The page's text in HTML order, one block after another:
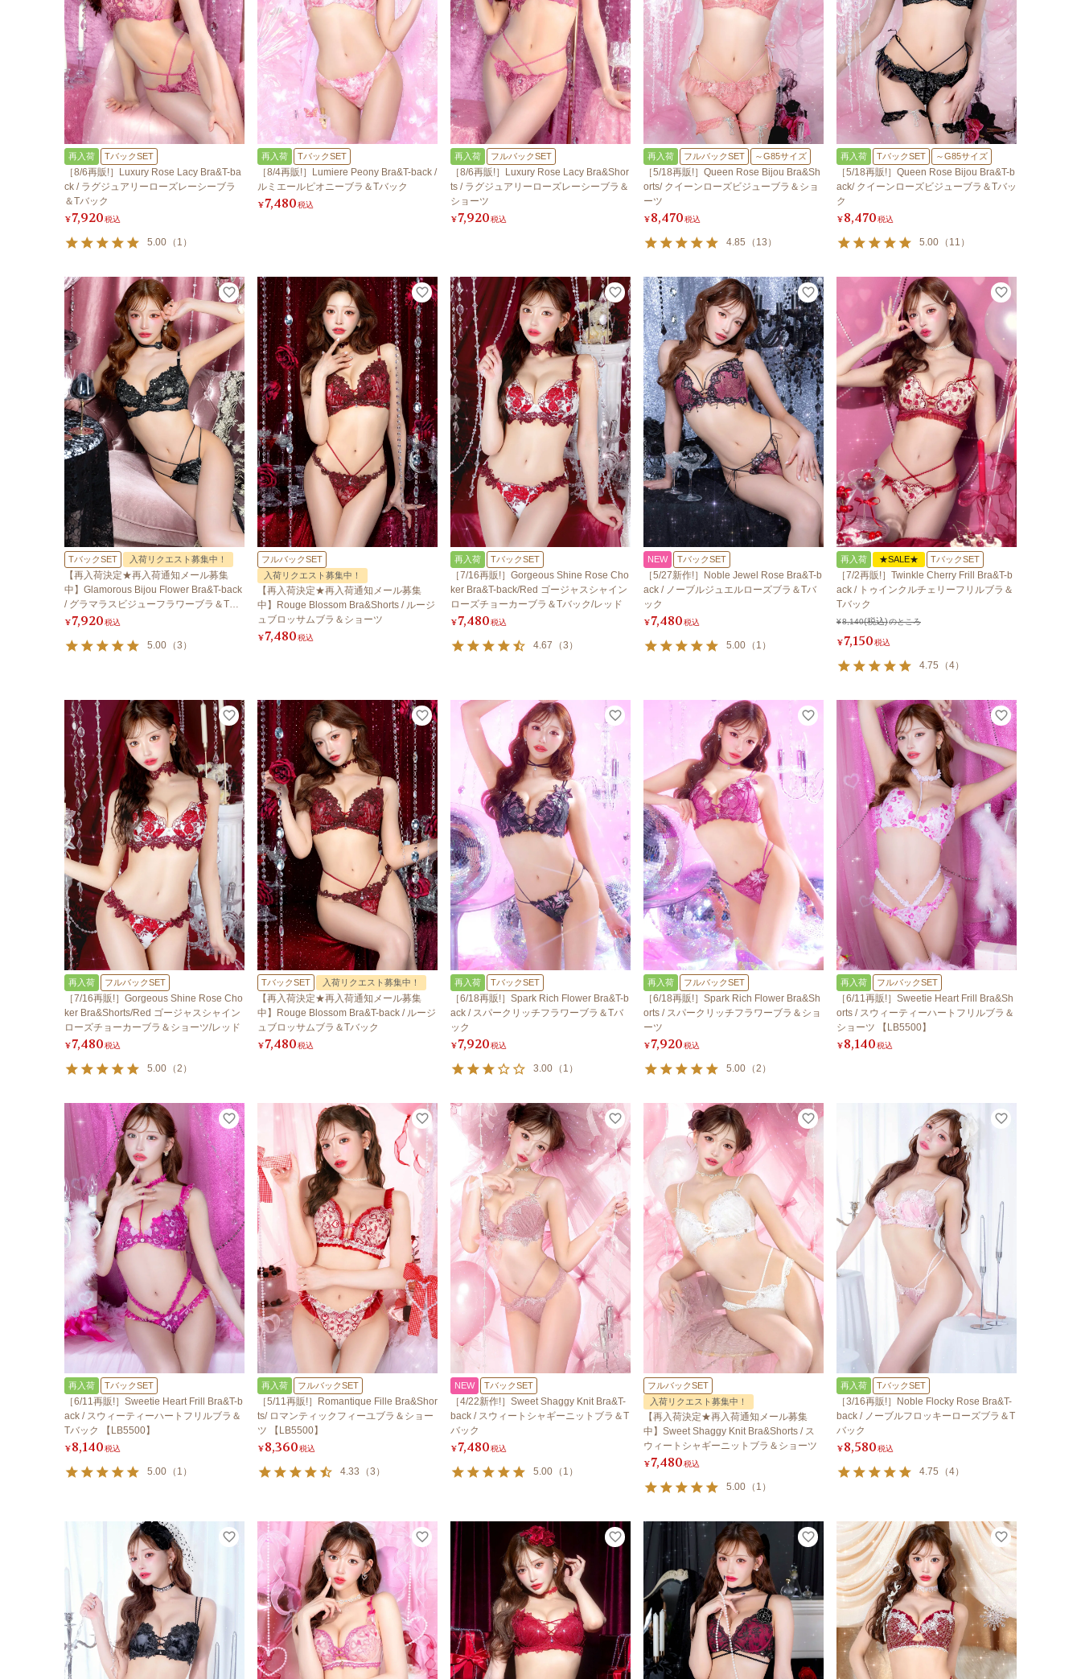
再入荷 TバックSET
［8/6再販!］Luxury Rose Lacy Bra&T-ba
ck / ラグジュアリーローズレーシーブラ
＆Tバック
¥7,920税込
5.00 （ 1 ）
再入荷 TバックSET
［8/4再販!］Lumiere Peony Bra&T-back /
ルミエールピオニーブラ＆Tバック
¥7,480税込
再入荷 フルバックSET
［8/6再販!］Luxury Rose Lacy Bra&Shor
ts / ラグジュアリーローズレーシーブラ＆
ショーツ
¥7,920税込
再入荷 フルバックSET ～G85サイズ
［5/18再販!］Queen Rose Bijou Bra&Sh
orts/ クイーンローズビジューブラ＆ショ
ーツ
¥8,470税込
4.85 （ 13 ）
再入荷 TバックSET ～G85サイズ
［5/18再販!］Queen Rose Bijou Bra&T-b
ack/ クイーンローズビジューブラ＆Tバッ
ク
¥8,470税込
5.00 （ 11 ）
TバックSET 入荷リクエスト募集中！
【再入荷決定★再入荷通知メール募集
中】Glamorous Bijou Flower Bra&T-back
/ グラマラスビジューフラワーブラ＆Tバ
ック
¥7,920税込
5.00 （3 ）
フルバックSET
入荷リクエスト募集中！
【再入荷決定★再入荷通知メール募集
中】Rouge Blossom Bra&Shorts / ルージ
ュブロッサムブラ＆ショーツ
¥7,480税込
再入荷 TバックSET
［7/16再販!］Gorgeous Shine Rose Cho
ker Bra&T-back/Red ゴージャスシャイン
ローズチョーカーブラ＆Tバック/レッド
¥7,480税込
4.67 （3 ）
NEW TバックSET
［5/27新作!］Noble Jewel Rose Bra&T-b
ack / ノーブルジュエルローズブラ＆Tバ
ック
¥7,480税込
5.00 （ 1 ）
再入荷 ★SALE★ TバックSET
［7/2再販!］Twinkle Cherry Frill Bra&T-b
ack / トゥインクルチェリーフリルブラ＆
Tバック
¥8,140 のところ
¥7,150税込
4.75 （4）
再入荷 フルバックSET
［7/16再販!］Gorgeous Shine Rose Cho
ker Bra&Shorts/Red ゴージャスシャイン
ローズチョーカーブラ＆ショーツ/レッド
¥7,480税込
5.00 （2 ）
TバックSET 入荷リクエスト募集中！
【再入荷決定★再入荷通知メール募集
中】Rouge Blossom Bra&T-back / ルージ
ュブロッサムブラ＆Tバック
¥7,480税込
再入荷 TバックSET
［6/18再販!］Spark Rich Flower Bra&T-b
ack / スパークリッチフラワーブラ＆Tバ
ック
¥7,920税込
3.00 （ 1 ）
再入荷 フルバックSET
［6/18再販!］Spark Rich Flower Bra&Sh
orts / スパークリッチフラワーブラ＆ショ
ーツ
¥7,920税込
5.00 （2 ）
再入荷 フルバックSET
［6/11再販!］Sweetie Heart Frill Bra&Sh
orts / スウィーティーハートフリルブラ＆
ショーツ 【LB5500】
¥8,140税込
再入荷 TバックSET
［6/11再販!］Sweetie Heart Frill Bra&T-b
ack / スウィーティーハートフリルブラ＆
Tバック 【LB5500】
¥8,140税込
5.00 （ 1 ）
再入荷 フルバックSET
［5/11再販!］Romantique Fille Bra&Shor
ts/ ロマンティックフィーユブラ＆ショー
ツ 【LB5500】
¥8,360税込
4.33 （3 ）
NEW TバックSET
［4/22新作!］Sweet Shaggy Knit Bra&T-
back / スウィートシャギーニットブラ＆T
バック
¥7,480税込
5.00 （ 1 ）
フルバックSET
入荷リクエスト募集中！
【再入荷決定★再入荷通知メール募集
中】Sweet Shaggy Knit Bra&Shorts / ス
ウィートシャギーニットブラ＆ショーツ
¥7,480税込
5.00 （ 1 ）
再入荷 TバックSET
［3/16再販!］Noble Flocky Rose Bra&T-
back / ノーブルフロッキーローズブラ＆T
バック
¥8,580税込
4.75 （4）